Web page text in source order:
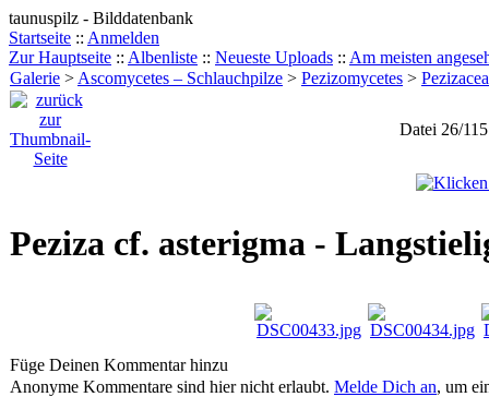
taunuspilz - Bilddatenbank
Startseite :: Anmelden
Zur Hauptseite :: Albenliste :: Neueste Uploads :: Am meisten
Galerie > Ascomycetes – Schlauchpilze > Pezizomycetes >
Datei 26/115
Peziza cf. asterigma -
Füge Deinen Kommentar hinzu
Anonyme Kommentare sind hier nicht erlaubt. Melde Dich an, um